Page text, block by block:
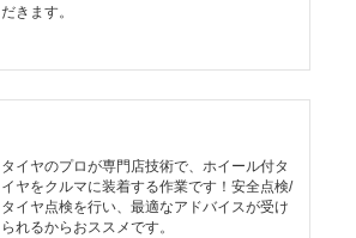
だきます。
タイヤのプロが専門店技術で、ホイール付タ
イヤをクルマに装着する作業です！安全点検/
タイヤ点検を行い、最適なアドバイスが受け
られるからおススメです。